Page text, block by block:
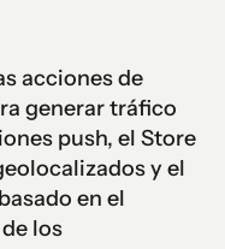
acciones de
generar tráfico
push, el Store
y el
en el
los